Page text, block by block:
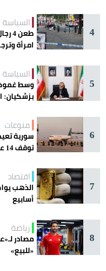
4
السياسة
امرأة
5
السياسة
وسط
بزشكيان:
6
منوعات
سورية
توقف 14 عامًا
7
اقتصاد
أسابيع
8
رياضة
مصادر
«للبيع»